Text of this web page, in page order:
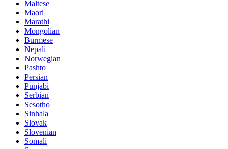
Maltese
Maori
Marathi
Mongolian
Burmese
Nepali
Norwegian
Pashto
Persian
Punjabi
Serbian
Sesotho
Sinhala
Slovak
Slovenian
Somali